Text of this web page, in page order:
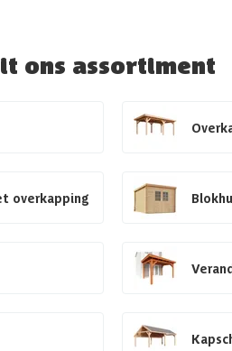
ons assortiment
overkapping